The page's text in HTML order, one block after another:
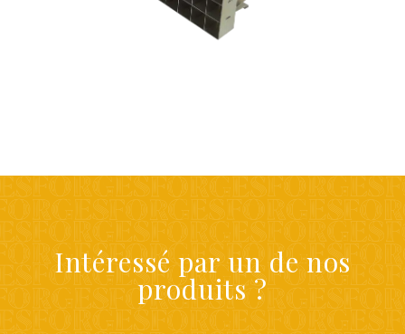
Intéressé par un de nos
produits ?